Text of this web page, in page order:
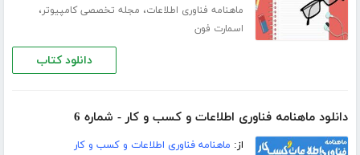
ماهنامه فناوری اطلاعات، مجله تخصصی کامپیوتر،
اسمارت فون
دانلود کتاب
دانلود ماهنامه فناوری اطلاعات و کسب و کار - شماره 6
از: ماهنامه فناوری اطلاعات و کسب و کار